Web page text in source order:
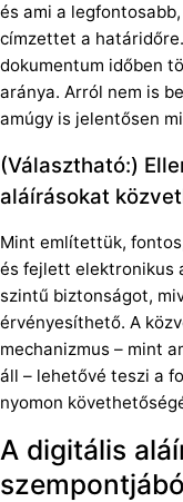
és ami a
címzettet a
dokumentum időben
aránya. Arról nem is
amúgy is jelentősen
(Választható:)
aláírásokat
Mint említettük,
és fejlett elektronikus
szintű biztonságot,
érvényesíthető. A
mechanizmus – mint
áll – lehetővé teszi a
nyomon
A digitális